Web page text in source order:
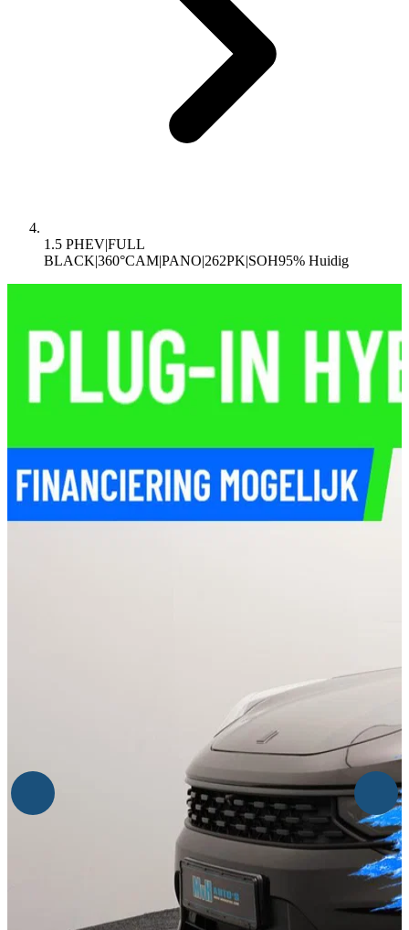
1.5 PHEV|FULL
BLACK|360°CAM|PANO|262PK|SOH95% Huidig